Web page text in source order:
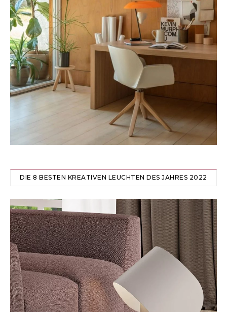
DIE 8 BESTEN KREATIVEN LEUCHTEN DES JAHRES 2022